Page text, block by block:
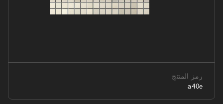
رمز المنتج
a40e